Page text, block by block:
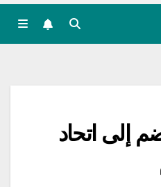
إلى اتحاد